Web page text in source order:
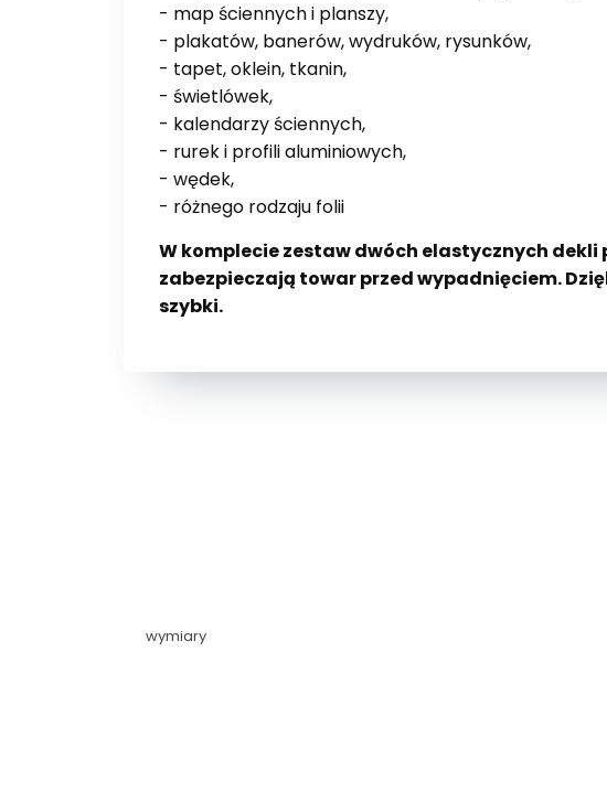
- map ściennych i planszy,
- plakatów, banerów, wydruków, rysunków,
- tapet, oklein, tkanin,
- świetlówek,
- kalendarzy ściennych,
- rurek i profili aluminiowych,
- wędek,
- różnego rodzaju folii
W komplecie zestaw dwóch elastycznych
zabezpieczają towar przed wypadnięciem.
szybki.
wymiary